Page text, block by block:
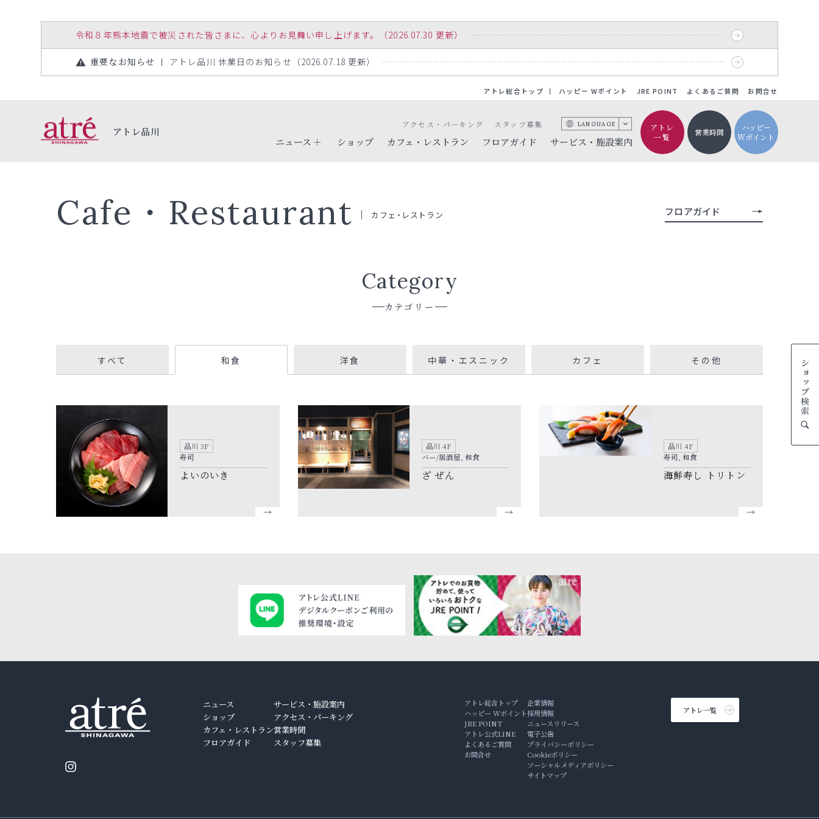
令和８年熊本地震で被災された皆さまに、心よりお見舞い申し上げます。（2026.07.30 更新）
重要なお知らせ アトレ品川 休業日のお知らせ（2026.07.18 更新）
アトレ総合トップ ハッピー Wポイント JRE POINT よくあるご質問 お問合せ
アトレ品川
ニュース
ショップ カフェ・レストラン フロアガイド サービス・施設案内
アクセス・パーキング スタッフ募集 LANGUAGE
アトレ
一覧
営業時間
ハッピー
Wポイント
Cafe・Restaurant カフェ・レストラン フロアガイド
Category
カテゴリー
すべて 和食 洋食 中華・エスニック カフェ その他
品川 3F
寿司
よいのいき
品川 4F
バー/居酒屋, 和食
ざ ぜん
品川 4F
寿司, 和食
海鮮寿し トリトン
ニュース
ショップ
カフェ・レストラン
フロアガイド
サービス・施設案内
アクセス・パーキング
営業時間
スタッフ募集
アトレ総合トップ
ハッピー Wポイント
JRE POINT
アトレ公式LINE
よくあるご質問
お問合せ
企業情報
採用情報
ニュースリリース
電子公告
プライバシーポリシー
Cookieポリシー
ソーシャルメディアポリシー
サイトマップ
アトレ一覧